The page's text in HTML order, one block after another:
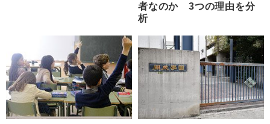
者なのか 3つの理由を分
析